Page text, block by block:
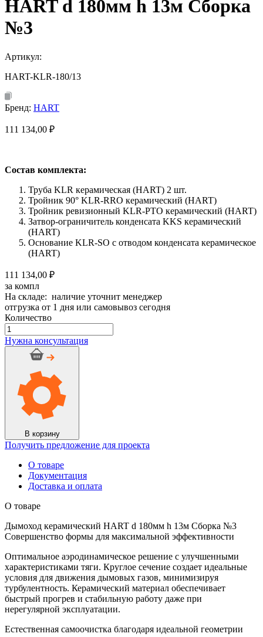
HART d 180мм h 13м Сборка
№3
Артикул:
HART-KLR-180/13
Бренд: HART
111 134,00 ₽
Состав комплекта:
Труба KLR керамическая (HART) 2 шт.
Тройник 90° KLR-RRO керамический (HART)
Тройник ревизионный KLR-PTO керамический (HART)
Затвор-ограничитель конденсата KKS керамический
(HART)
Основание KLR-SO с отводом конденсата керамическое
(HART)
111 134,00 ₽
за компл
На складе: наличие уточнит менеджер
отгрузка от 1 дня или самовывоз сегодня
Количество
Количество
товара
Дымоход
керамический
180мм
Нужна консультация
В корзину
Получить предложение для проекта
О товаре
Документация
Доставка и оплата
О товаре
Дымоход керамический HART d 180мм h 13м Сборка №3
Совершенство формы для максимальной эффективности
Оптимальное аэродинамическое решение с улучшенными
характеристиками тяги. Круглое сечение создает идеальные
условия для движения дымовых газов, минимизируя
турбулентность. Керамический материал обеспечивает
быстрый прогрев и стабильную работу даже при
нерегулярной эксплуатации.
Естественная самоочистка благодаря идеальной геометрии